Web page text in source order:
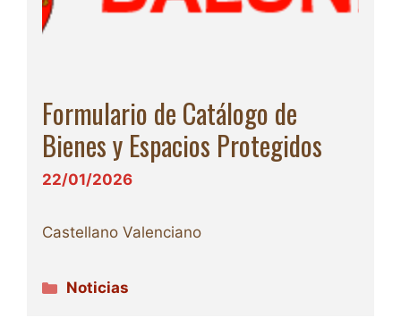
Formulario de Catálogo de
Bienes y Espacios Protegidos
22/01/2026
Castellano Valenciano
Categorías
Noticias